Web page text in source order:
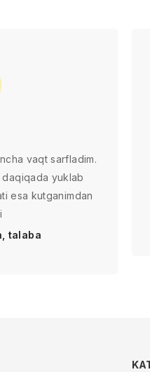
vaqt sarfladim.
yuklab
esa kutganimdan
talaba